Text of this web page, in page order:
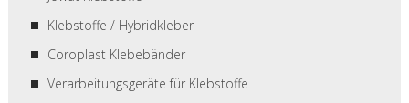
Klebstoffe / Hybridkleber
Coroplast Klebebänder
Verarbeitungsgeräte für Klebstoffe